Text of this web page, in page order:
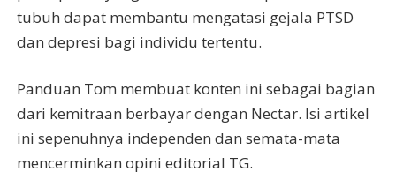
tubuh dapat membantu mengatasi gejala PTSD
dan depresi bagi individu tertentu.
Panduan Tom membuat konten ini sebagai bagian
dari kemitraan berbayar dengan Nectar. Isi artikel
ini sepenuhnya independen dan semata-mata
mencerminkan opini editorial TG.